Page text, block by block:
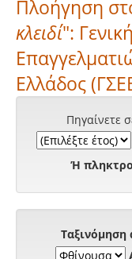
Πλοήγηση
κλειδί":
Ελλάδος
Πηγαίνετε
Ή
Ταξινόμηση